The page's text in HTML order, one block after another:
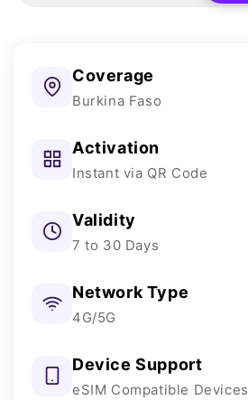
Coverage
Burkina Faso
Activation
Instant via QR Code
Validity
7 to 30 Days
Network Type
4G/5G
Device Support
eSIM Compatible Devices